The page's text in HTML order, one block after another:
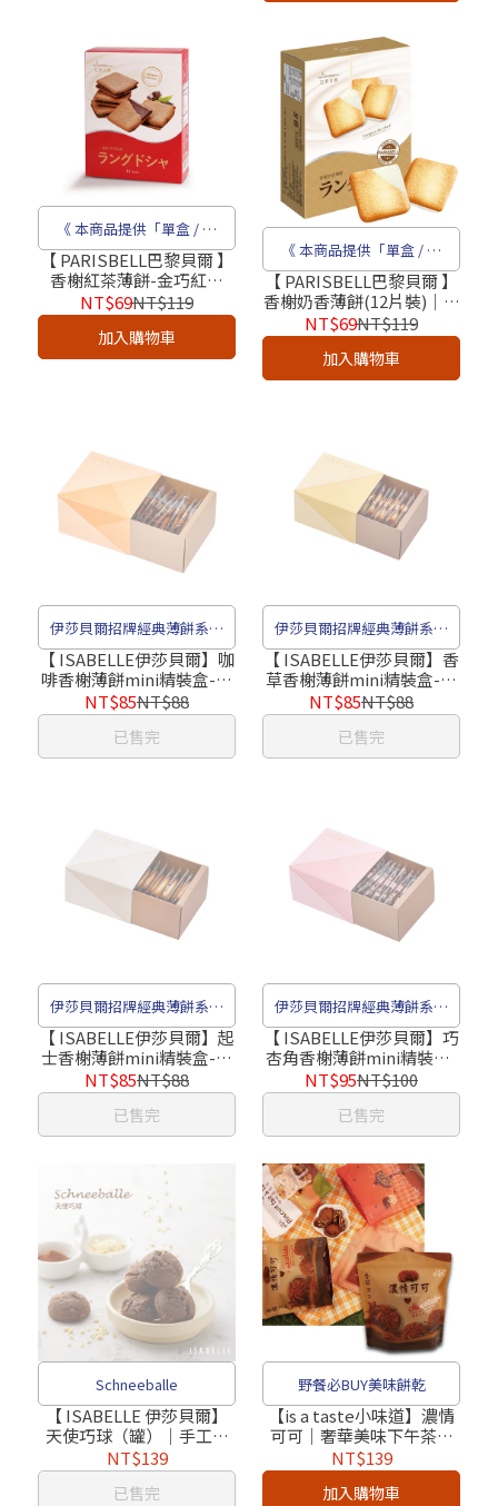
《 本商品提供「單盒 / 成
箱」販售 》
【 PARISBELL巴黎貝爾 】
香榭紅茶薄餅-金巧紅韻
（12片裝）｜奶蛋素_2026
超人氣團購下午茶點心
NT$69NT$119
加入購物車
《 本商品提供「單盒 / 成
箱」販售 》
【 PARISBELL巴黎貝爾 】
香榭奶香薄餅(12片裝)｜奶
蛋素_2026超人氣團購下午
茶點心
NT$69NT$119
加入購物車
伊莎貝爾招牌經典薄餅系列
餅乾
【 ISABELLE伊莎貝爾】咖
啡香榭薄餅mini精裝盒-粉
橘（8片）｜送禮首選
NT$85NT$88
已售完
伊莎貝爾招牌經典薄餅系列
餅乾
【 ISABELLE伊莎貝爾】香
草香榭薄餅mini精裝盒-黃
色（8片）｜送禮首選
NT$85NT$88
已售完
伊莎貝爾招牌經典薄餅系列
餅乾
【 ISABELLE伊莎貝爾】起
士香榭薄餅mini精裝盒-暖
灰（8片）｜送禮首選
NT$85NT$88
已售完
伊莎貝爾招牌經典薄餅系列
餅乾
【 ISABELLE伊莎貝爾】巧
杏角香榭薄餅mini精裝盒-
粉紅（8片）｜送禮首選
NT$95NT$100
已售完
Schneeballe
【 ISABELLE 伊莎貝爾】
天使巧球（罐）｜手工餅
乾
NT$139
已售完
野餐必BUY美味餅乾
【is a taste小味道】濃情
可可｜奢華美味下午茶餅
乾（奶蛋素）
NT$139
加入購物車